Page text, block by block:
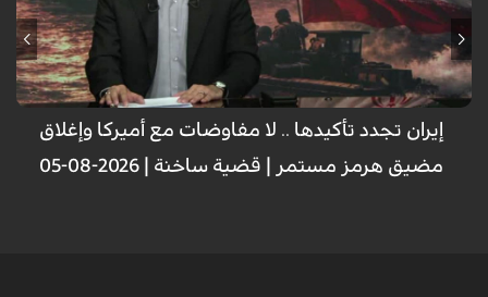
إيران تجدد تأكيدها .. لا مفاوضات مع أميركا وإغلاق
مضيق هرمز مستمر | قضية ساخنة | 2026-08-05